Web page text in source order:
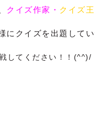
クイズ作家・ クイズ王
に クイズを出題して
してください！！(^^)/